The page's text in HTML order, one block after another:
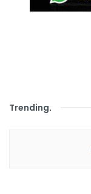
Trending.